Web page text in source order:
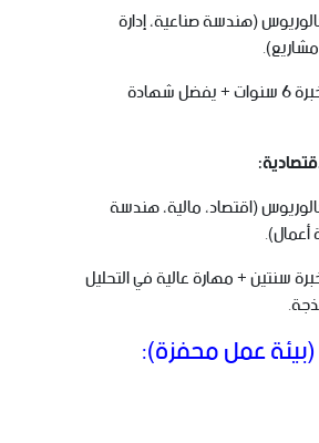
(هندسة صناعية، إدارة
+ يفضل شهادة
(اقتصاد، مالية، هندسة
أعمال).
سنتين + مهارة عالية في التحليل
(بيئة عمل محفزة):